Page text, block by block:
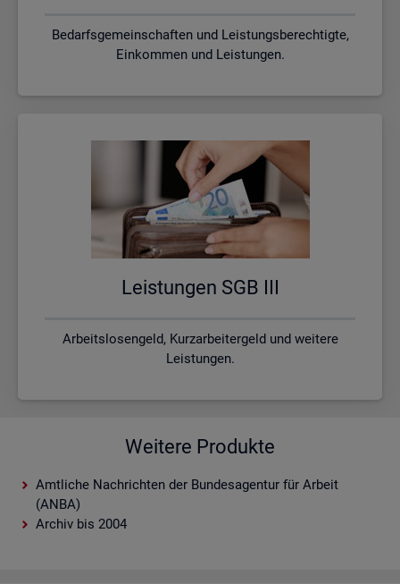
Bedarfsgemeinschaften und Leistungsberechtigte,
Einkommen und Leistungen.
Leis­tun­gen SGB III
Arbeitslosengeld, Kurzarbeitergeld und weitere
Leistungen.
Weitere Produkte
Amtliche Nachrichten der Bundesagentur für Arbeit
(ANBA)
Archiv bis 2004